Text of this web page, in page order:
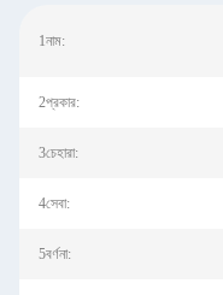
1নাম:
2প্রকার:
3চেহারা:
4সেবা:
5বর্ণনা: